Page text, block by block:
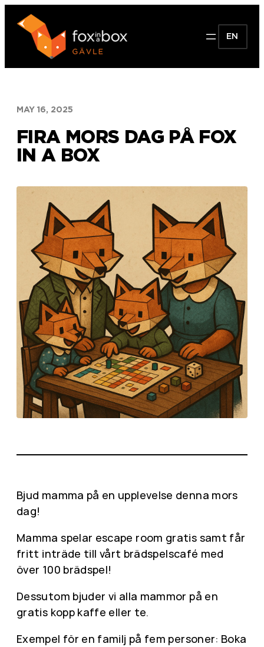
content
EN
MAY 16, 2025
FIRA MORS DAG PÅ FOX
IN A BOX
Bjud mamma på en upplevelse denna mors
dag!
Mamma spelar escape room gratis samt får
fritt inträde till vårt brädspelscafé med
över 100 brädspel!
Dessutom bjuder vi alla mammor på en
gratis kopp kaffe eller te.
Exempel för en familj på fem personer: Boka